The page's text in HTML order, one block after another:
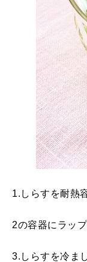
1.しらすを耐熱
2の容器にラッ
3.しらすを冷ま